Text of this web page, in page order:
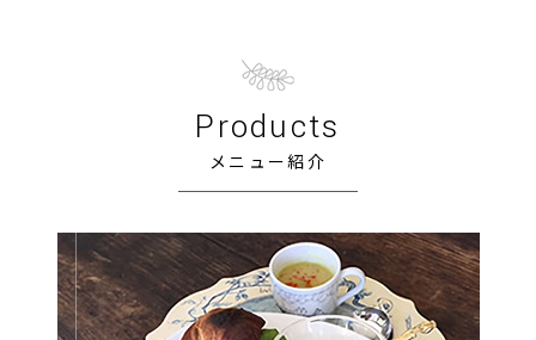
Products
メニュー紹介